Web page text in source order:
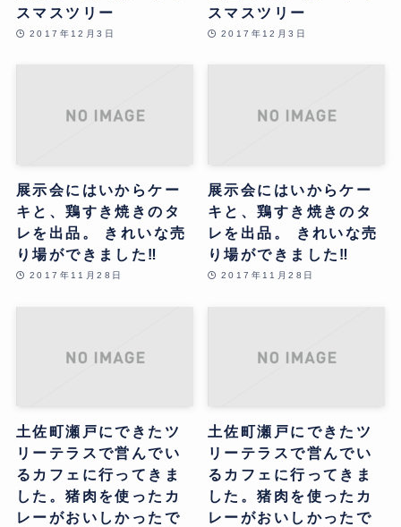
スマスツリー
2017年12月3日
スマスツリー
2017年12月3日
展示会にはいからケー
キと、鶏すき焼きのタ
レを出品。 きれいな売
り場ができました‼
2017年11月28日
展示会にはいからケー
キと、鶏すき焼きのタ
レを出品。 きれいな売
り場ができました‼
2017年11月28日
土佐町瀬戸にできたツ
リーテラスで営んでい
るカフェに行ってきま
した。猪肉を使ったカ
レーがおいしかったで
土佐町瀬戸にできたツ
リーテラスで営んでい
るカフェに行ってきま
した。猪肉を使ったカ
レーがおいしかったで